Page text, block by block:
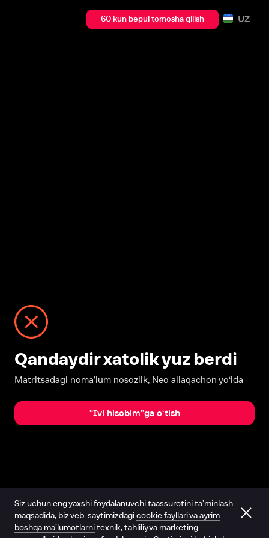
60 kun bepul tomosha qilish UZ
Qandaydir xatolik yuz berdi
Matritsadagi noma’lum nosozlik, Neo allaqachon yo‘lda
“Ivi hisobim”ga o‘tish
Siz uchun eng yaxshi foydalanuvchi taassurotini ta’minlash
maqsadida, biz veb-saytimizdagicookie fayllari va ayrim
boshqa ma’lumotlarnitexnik, tahliliy va marketing